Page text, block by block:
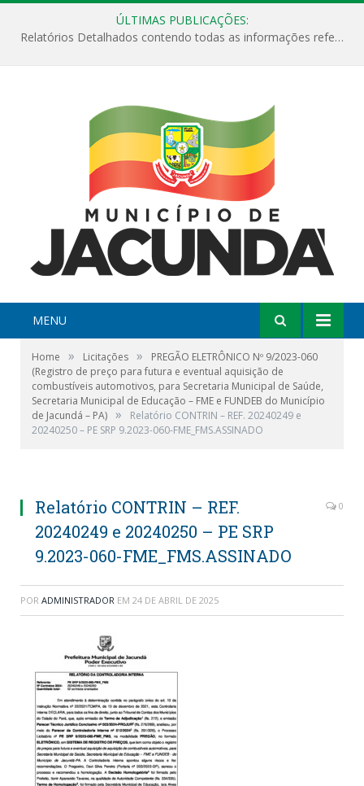
ÚLTIMAS PUBLICAÇÕES:
Relatórios Detalhados contendo todas as informações referentes a execução de recursos destinados ao fomento de projetos culturais no Município de Jacundá entre os anos de 2022 ao presente ano de 2026.
MENU
Home » Licitações »
PREGÃO ELETRÔNICO Nº 9/2023-060
(Registro de preço para futura e eventual aquisição de
combustíveis automotivos, para Secretaria Municipal de Saúde,
Secretaria Municipal de Educação – FME e FUNDEB do Município
de Jacundá – PA) »
Relatório CONTRIN – REF. 20240249 e
20240250 – PE SRP 9.2023-060-FME_FMS.ASSINADO
Relatório CONTRIN – REF.
20240249 e 20240250 – PE SRP
9.2023-060-FME_FMS.ASSINADO
0
POR ADMINISTRADOR EM 24 DE ABRIL DE 2025